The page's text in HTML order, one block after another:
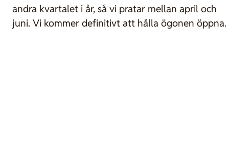
andra kvartalet i år, så vi pratar mellan april och
juni. Vi kommer definitivt att hålla ögonen öppna.